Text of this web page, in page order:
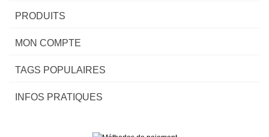
PRODUITS
MON COMPTE
TAGS POPULAIRES
INFOS PRATIQUES